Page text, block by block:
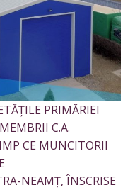
PRIMĂRIEI
C.A.
CE MUNCITORII
NEAMȚ, ÎNSCRISE